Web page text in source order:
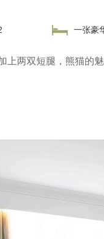
一张豪
上两双短腿，熊猫的